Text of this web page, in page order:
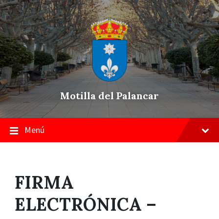
Skip
to
content
Saltar
a
la
navegación
principal
Saltar
a
pie
de
página
Motilla del Palancar
Menú
FIRMA
ELECTRÓNICA –